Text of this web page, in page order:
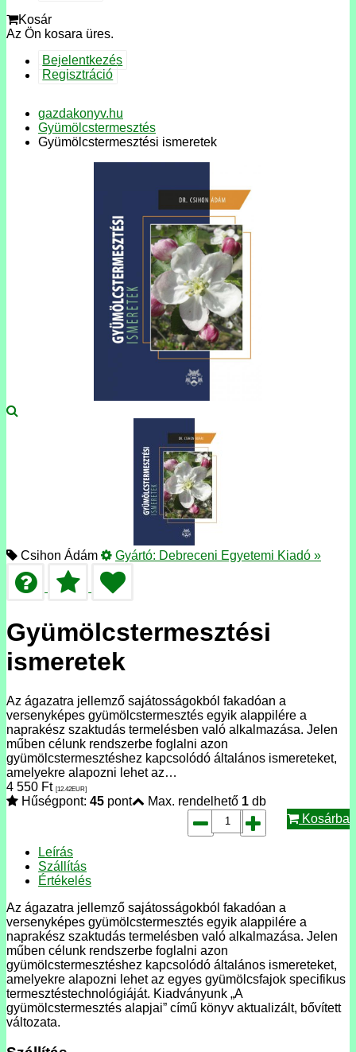
Kosár
Az Ön kosara üres.
Bejelentkezés
Regisztráció
gazdakonyv.hu
Gyümölcstermesztés
Gyümölcstermesztési ismeretek
Csihon Ádám Gyártó: Debreceni Egyetemi Kiadó »
Gyümölcstermesztési
ismeretek
Az ágazatra jellemző sajátosságokból fakadóan a
versenyképes gyümölcstermesztés egyik alappilére a
naprakész szaktudás termelésben való alkalmazása. Jelen
műben célunk rendszerbe foglalni azon
gyümölcstermesztéshez kapcsolódó általános ismereteket,
amelyekre alapozni lehet az…
4 550 Ft [12.42EUR]
Hűségpont: 45 pont Max. rendelhető 1 db
Kosárba
Leírás
Szállítás
Értékelés
Az ágazatra jellemző sajátosságokból fakadóan a
versenyképes gyümölcstermesztés egyik alappilére a
naprakész szaktudás termelésben való alkalmazása. Jelen
műben célunk rendszerbe foglalni azon
gyümölcstermesztéshez kapcsolódó általános ismereteket,
amelyekre alapozni lehet az egyes gyümölcsfajok specifikus
termesztéstechnológiáját. Kiadványunk „A
gyümölcstermesztés alapjai” című könyv aktualizált, bővített
változata.